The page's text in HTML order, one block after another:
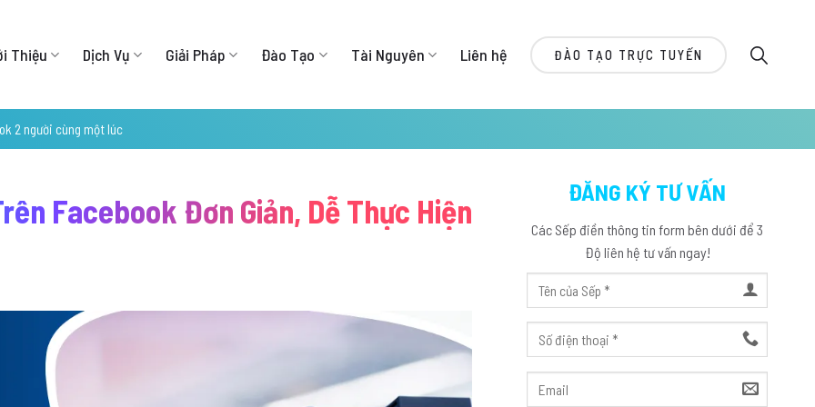
Thiệu Dịch Vụ Giải Pháp Đào Tạo Tài Nguyên Liên hệ ĐÀO TẠO TRỰC TUYẾN
2 người cùng một lúc
Facebook Đơn Giản, Dễ Thực Hiện
ĐĂNG KÝ TƯ VẤN
Các Sếp điền thông tin form bên dưới để 3
Độ liên hệ tư vấn ngay!